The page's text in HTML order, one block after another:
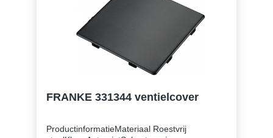
FRANKE 331344 ventielcover
ProductinformatieMateriaal Roestvrij